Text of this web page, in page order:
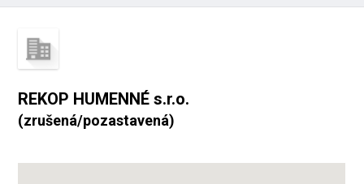
REKOP HUMENNÉ s.r.o.
(zrušená/pozastavená)